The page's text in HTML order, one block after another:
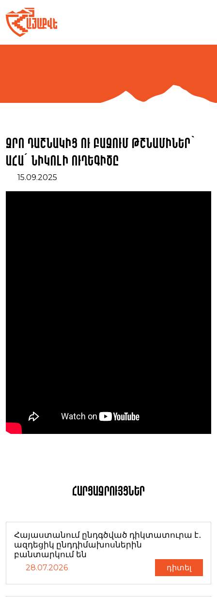
to
content
Զրո դաշնակից ու բազում թշնամիներ՝
ահա՛ Նիկոլի ուղեգիծը
15.09.2025
Հարցազրույցներ
Հայաստանում ընդգծված դիկտատուրա է․
ազդեցիկ ընդդիմախոսներին
բանտարկում են
28.07.2026 դիտել